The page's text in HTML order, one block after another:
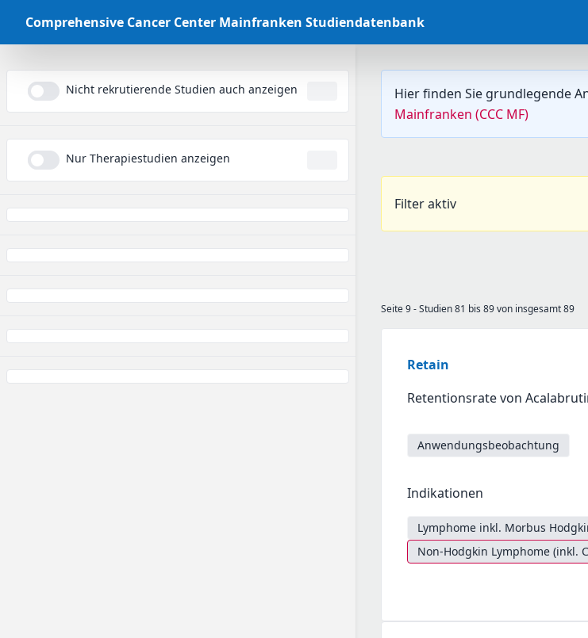
Comprehensive Cancer Center Mainfranken Studiendatenbank
Nicht rekrutierende Studien auch anzeigen
Nur Therapiestudien anzeigen
Hier finden Sie grundlegende
Mainfranken (CCC MF)
Filter aktiv
Seite 9 - Studien 81 bis 89 von insgesamt 89
Retain
Retentionsrate von
Anwendungsbeobachtung
Indikationen
Lymphome inkl. Morbus
Non-Hodgkin Lymphome (inkl.